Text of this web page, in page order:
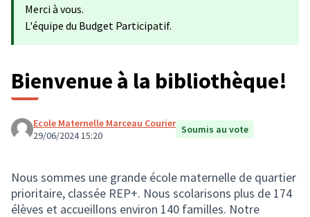
Merci à vous.
L'équipe du Budget Participatif.
Bienvenue à la bibliothèque!
Ecole Maternelle Marceau Courier
29/06/2024 15:20
Soumis au vote
Nous sommes une grande école maternelle de quartier
prioritaire, classée REP+. Nous scolarisons plus de 174
élèves et accueillons environ 140 familles. Notre